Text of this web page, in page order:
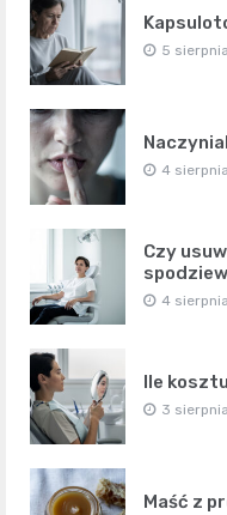
5
4
Czy
4
Ile
3
Maść z